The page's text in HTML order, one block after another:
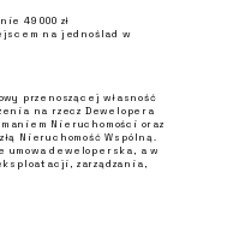
49 000 zł
na jednoślad w
przenoszącej własność
na rzecz Dewelopera
Nieruchomości oraz
Nieruchomość Wspólną.
deweloperska, a w
zarządzania,